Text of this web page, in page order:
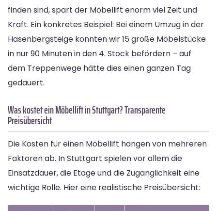
finden sind, spart der Möbellift enorm viel Zeit und
Kraft. Ein konkretes Beispiel: Bei einem Umzug in der
Hasenbergsteige konnten wir 15 große Möbelstücke
in nur 90 Minuten in den 4. Stock befördern – auf
dem Treppenwege hätte dies einen ganzen Tag
gedauert.
Was kostet ein Möbellift in Stuttgart? Transparente
Preisübersicht
Die Kosten für einen Möbellift hängen von mehreren
Faktoren ab. In Stuttgart spielen vor allem die
Einsatzdauer, die Etage und die Zugänglichkeit eine
wichtige Rolle. Hier eine realistische Preisübersicht: